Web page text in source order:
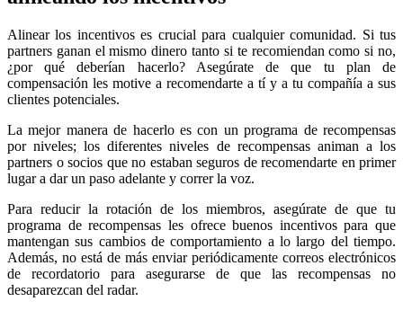
Alinear los incentivos es crucial para cualquier comunidad. Si tus
partners ganan el mismo dinero tanto si te recomiendan como si no,
¿por qué deberían hacerlo? Asegúrate de que tu plan de
compensación les motive a recomendarte a tí y a tu compañía a sus
clientes potenciales.
La mejor manera de hacerlo es con un programa de recompensas
por niveles; los diferentes niveles de recompensas animan a los
partners o socios que no estaban seguros de recomendarte en primer
lugar a dar un paso adelante y correr la voz.
Para reducir la rotación de los miembros, asegúrate de que tu
programa de recompensas les ofrece buenos incentivos para que
mantengan sus cambios de comportamiento a lo largo del tiempo.
Además, no está de más enviar periódicamente correos electrónicos
de recordatorio para asegurarse de que las recompensas no
desaparezcan del radar.